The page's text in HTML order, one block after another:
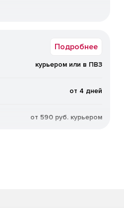
Подробнее
курьером или в ПВЗ
от 4 дней
от 590 руб. курьером